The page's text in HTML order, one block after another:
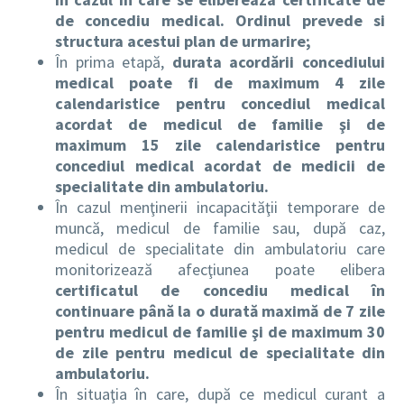
de concediu medical. Ordinul prevede si
structura acestui plan de urmarire;
În prima etapă, durata acordării concediului
medical poate fi de maximum 4 zile
calendaristice pentru concediul medical
acordat de medicul de familie şi de
maximum 15 zile calendaristice pentru
concediul medical acordat de medicii de
specialitate din ambulatoriu.
În cazul menţinerii incapacităţii temporare de
muncă, medicul de familie sau, după caz,
medicul de specialitate din ambulatoriu care
monitorizează afecţiunea poate elibera
certificatul de concediu medical în
continuare până la o durată maximă de 7 zile
pentru medicul de familie şi de maximum 30
de zile pentru medicul de specialitate din
ambulatoriu.
În situaţia în care, după ce medicul curant a